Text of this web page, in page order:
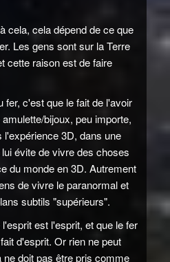
cela, cela dépend de ce que
Les gens sont sur la Terre
cette raison est de faire
fer, c'est que le fait de l'avoir
bijoux, peu importe,
l'expérience 3D, dans une
évite de vivre des choses
du monde en 3D. Autrement
de vivre le paranormal et
subtils "supérieurs".
est l'esprit, et que le fer
d'esprit. Or rien ne peut
doit pas être pris comme